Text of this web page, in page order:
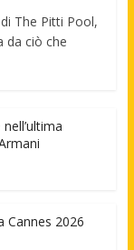
The Pitti Pool,
da ciò che
Cannes 2026